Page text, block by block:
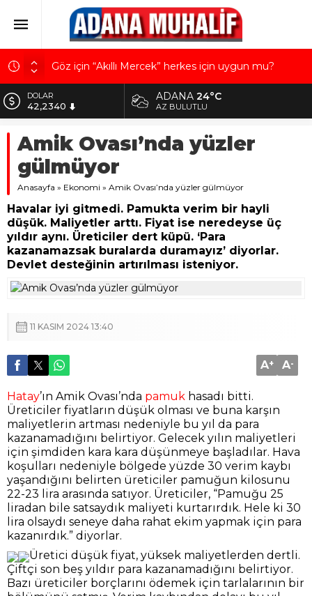
Göz için “Akıllı Mercek” herkes için uygun mu?
AK Parti İl Başkanı Özkan: Adanalıların bir metrekare
malını kimseye yedirmeyiz!
Hacı Karaaslan’ın kiraladığı arsanın resmi kiracısı
bakın kim çıktı!
Kuru meyve sektörü 2 milyar dolar ihracat hedefi
için Ankara’dan destek istedi
Mobilya ihracatında Avrupa ivmesi
EURO
48,8802
5.629,56
BİST
10.824,63
42,2340
ADANA24°C
AZ BULUTLU
Amik Ovası’nda yüzler
gülmüyor
Anasayfa » Ekonomi » Amik Ovası’nda yüzler gülmüyor
Havalar iyi gitmedi. Pamukta verim bir hayli
düşük. Maliyetler arttı. Fiyat ise neredeyse üç
yıldır aynı. Üreticiler dert küpü. ‘Para
kazanamazsak buralarda duramayız’ diyorlar.
Devlet desteğinin artırılması isteniyor.
11 KASIM 2024 13:40
A+ A-
Hatay’ın Amik Ovası’nda pamuk hasadı bitti.
Üreticiler fiyatların düşük olması ve buna karşın
maliyetlerin artması nedeniyle bu yıl da para
kazanamadığını belirtiyor. Gelecek yılın maliyetleri
için şimdiden kara kara düşünmeye başladılar. Hava
koşulları nedeniyle bölgede yüzde 30 verim kaybı
yaşandığını belirten üreticiler pamuğun kilosunu
22-23 lira arasında satıyor. Üreticiler, “Pamuğu 25
liradan bile satsaydık maliyeti kurtarırdık. Hele ki 30
lira olsaydı seneye daha rahat ekim yapmak için para
kazanırdık.” diyorlar.
Üretici düşük fiyat, yüksek maliyetlerden dertli.
Çiftçi son beş yıldır para kazanamadığını belirtiyor.
Bazı üreticiler borçlarını ödemek için tarlalarının bir